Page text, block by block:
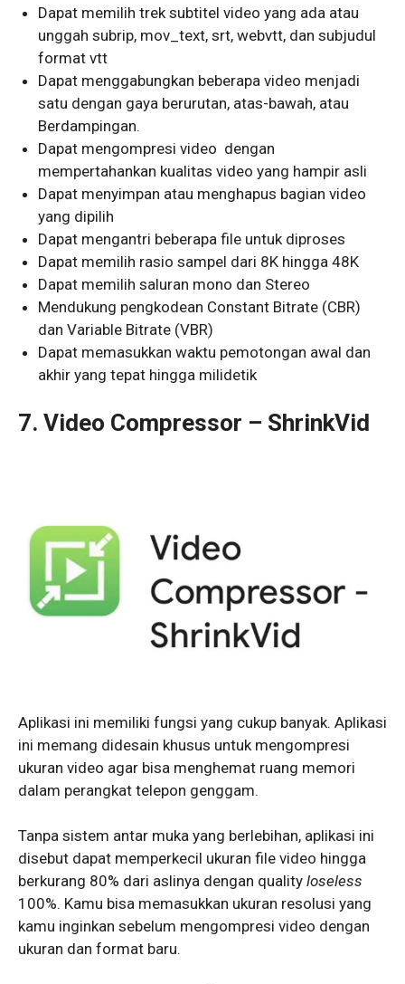
Dapat memilih trek subtitel video yang ada atau
unggah subrip, mov_text, srt, webvtt, dan subjudul
format vtt
Dapat menggabungkan beberapa video menjadi
satu dengan gaya berurutan, atas-bawah, atau
Berdampingan.
Dapat mengompresi video dengan
mempertahankan kualitas video yang hampir asli
Dapat menyimpan atau menghapus bagian video
yang dipilih
Dapat mengantri beberapa file untuk diproses
Dapat memilih rasio sampel dari 8K hingga 48K
Dapat memilih saluran mono dan Stereo
Mendukung pengkodean Constant Bitrate (CBR)
dan Variable Bitrate (VBR)
Dapat memasukkan waktu pemotongan awal dan
akhir yang tepat hingga milidetik
7. Video Compressor – ShrinkVid
Aplikasi ini memiliki fungsi yang cukup banyak. Aplikasi
ini memang didesain khusus untuk mengompresi
ukuran video agar bisa menghemat ruang memori
dalam perangkat telepon genggam.
Tanpa sistem antar muka yang berlebihan, aplikasi ini
disebut dapat memperkecil ukuran file video hingga
berkurang 80% dari aslinya dengan quality loseless
100%. Kamu bisa memasukkan ukuran resolusi yang
kamu inginkan sebelum mengompresi video dengan
ukuran dan format baru.